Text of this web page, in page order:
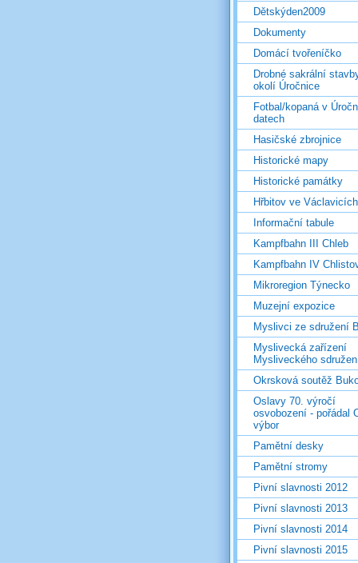
Dětskýden2009
Dokumenty
Domácí tvořeníčko
Drobné sakrální
okolí Úročnice
Fotbal/kopaná v
datech
Hasičské zbrojnice
Historické mapy
Historické památky
Hřbitov ve Václavicích
Informační tabule
Kampfbahn III Chleb
Kampfbahn IV
Mikroregion Týnecko
Muzejní expozice
Myslivci ze sdružení
Myslivecká zařízení
Mysliveckého
Okrsková soutěž
Oslavy 70. výročí
osvobození - pořádal
výbor
Pamětní desky
Pamětní stromy
Pivní slavnosti 2012
Pivní slavnosti 2013
Pivní slavnosti 2014
Pivní slavnosti 2015